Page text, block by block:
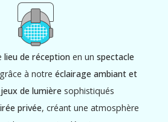
lieu de réception en unspectacle
à notreéclairage ambiant et
jeux de lumière sophistiqués
privée, créant une atmosphère